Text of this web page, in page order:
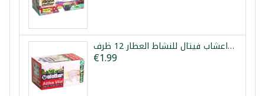
خلطة اعشاب فيتال للنشاط العطار 12 ظرف
€1.99